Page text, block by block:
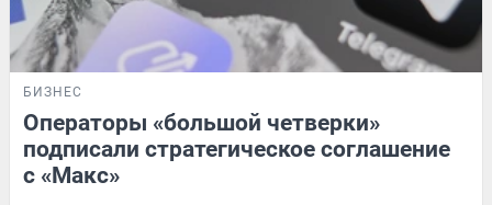
БИЗНЕС
Операторы «большой четверки»
подписали стратегическое соглашение
с «Макс»